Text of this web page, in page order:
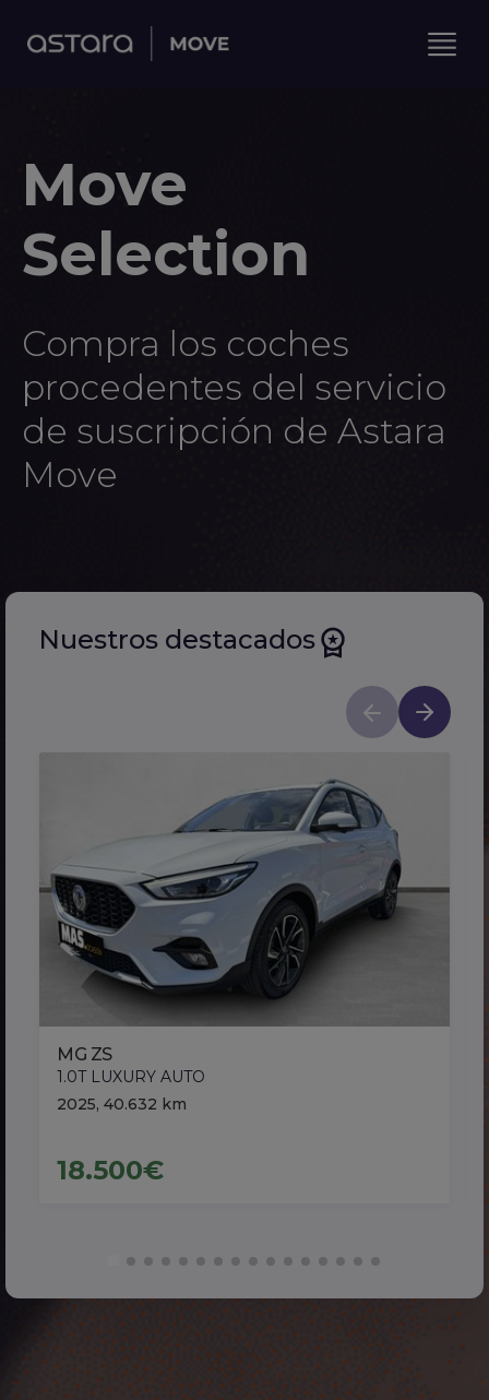
Move
Selection
Compra los coches
procedentes del servicio
de suscripción de Astara
Move
Nuestros destacados
MG ZS
1.0T LUXURY AUTO
2025, 40.632 km
18.500€